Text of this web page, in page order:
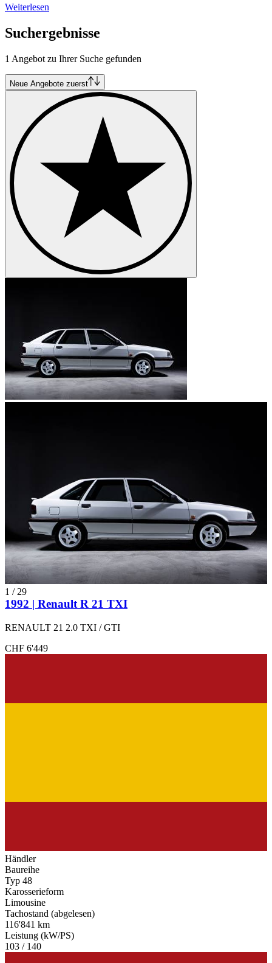
Weiterlesen
Suchergebnisse
1 Angebot zu Ihrer Suche gefunden
Neue Angebote zuerst
1 / 29
1992 | Renault R 21 TXI
RENAULT 21 2.0 TXI / GTI
CHF 6'449
Händler
Baureihe
Typ 48
Karosserieform
Limousine
Tachostand (abgelesen)
116'841 km
Leistung (kW/PS)
103 / 140